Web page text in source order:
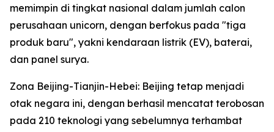
memimpin di tingkat nasional dalam jumlah calon
perusahaan unicorn, dengan berfokus pada "tiga
produk baru", yakni kendaraan listrik (EV), baterai,
dan panel surya.
Zona Beijing-Tianjin-Hebei: Beijing tetap menjadi
otak negara ini, dengan berhasil mencatat terobosan
pada 210 teknologi yang sebelumnya terhambat